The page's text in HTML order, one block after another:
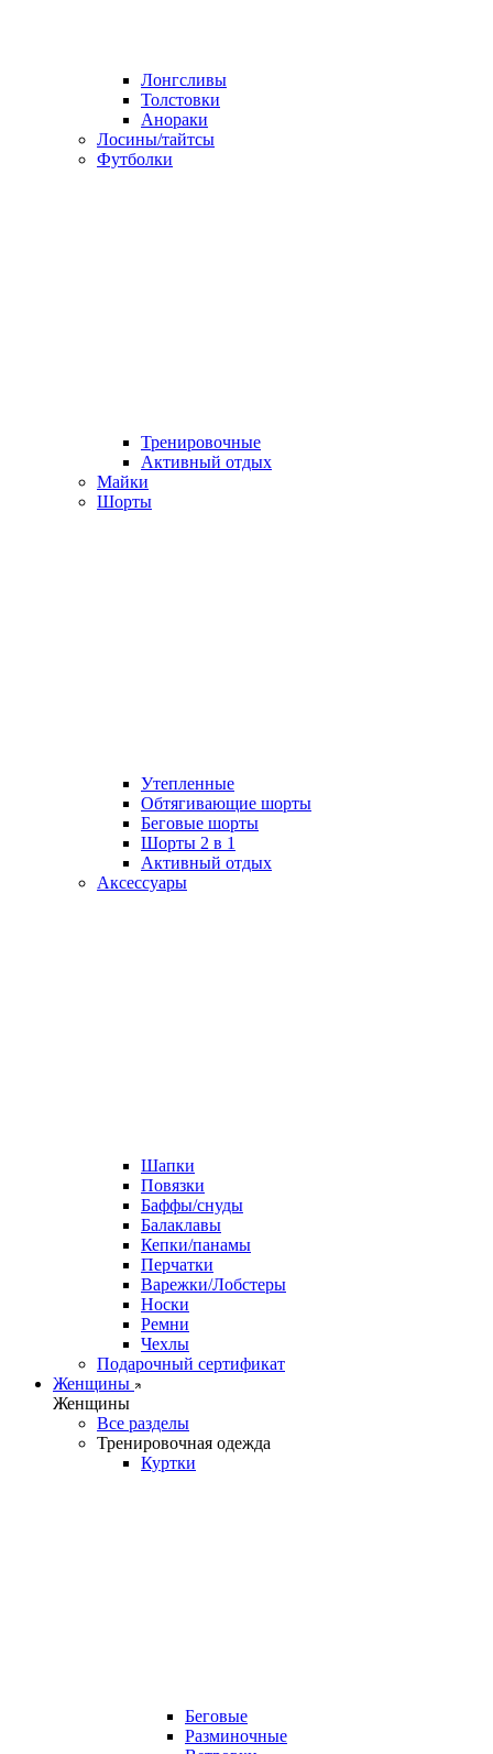
Лонгсливы
Толстовки
Анораки
Лосины/тайтсы
Футболки
Тренировочные
Активный отдых
Майки
Шорты
Утепленные
Обтягивающие шорты
Беговые шорты
Шорты 2 в 1
Активный отдых
Аксессуары
Шапки
Повязки
Баффы/снуды
Балаклавы
Кепки/панамы
Перчатки
Варежки/Лобстеры
Носки
Ремни
Чехлы
Подарочный сертификат
Женщины
Женщины
Все разделы
Тренировочная одежда
Куртки
Беговые
Разминочные